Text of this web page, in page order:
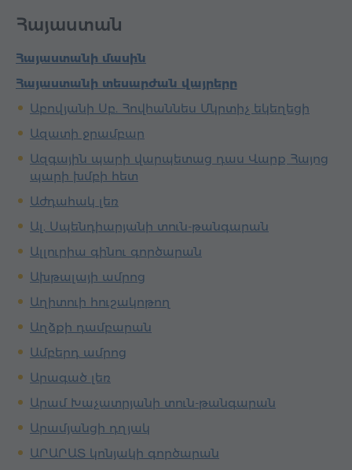
Հայաստան
Հայաստանի մասին
Հայաստանի տեսարժան վայրերը
Աբովյանի Սբ. Հովհաննես Մկրտիչ եկեղեցի
Ազատի ջրամբար
Ազգային պարի վարպետաց դաս Վարք Հայոց
պարի խմբի հետ
Աժդահակ լեռ
Ալ. Սպենդիարյանի տուն-թանգարան
Ալլուրիա գինու գործարան
Ախթալայի ամրոց
Աղիտուի հուշակոթող
Աղձքի դամբարան
Ամբերդ ամրոց
Արագած լեռ
Արամ Խաչատրյանի տուն-թանգարան
Արամյանցի դղյակ
ԱՐԱՐԱՏ կոնյակի գործարան